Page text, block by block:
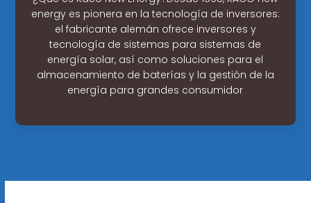
energy es pionera en la tecnología de inversores:
el fabricante alemán ofrece inversores y
tecnología de sistemas para sistemas de
energía solar, así como soluciones para el
almacenamiento de baterías y la gestión de la
energía para grandes consumidor